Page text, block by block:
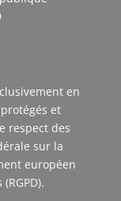
en
et
respect des
sur la
européen